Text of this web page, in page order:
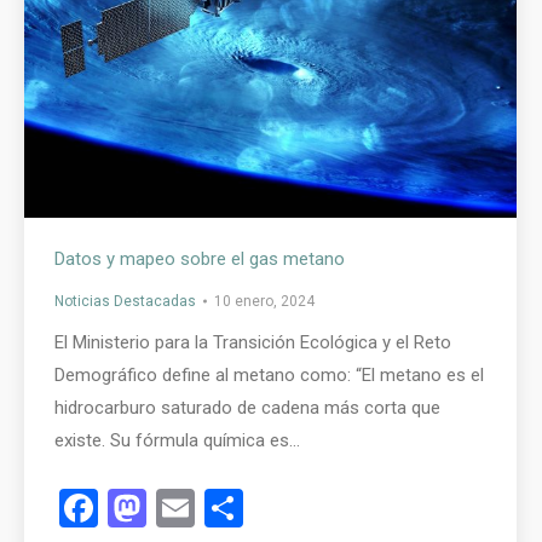
Datos y mapeo sobre el gas metano
Noticias Destacadas 10 enero, 2024
El Ministerio para la Transición Ecológica y el Reto
Demográfico define al metano como: “El metano es el
hidrocarburo saturado de cadena más corta que
existe. Su fórmula química es…
Facebook
Mastodon
Email